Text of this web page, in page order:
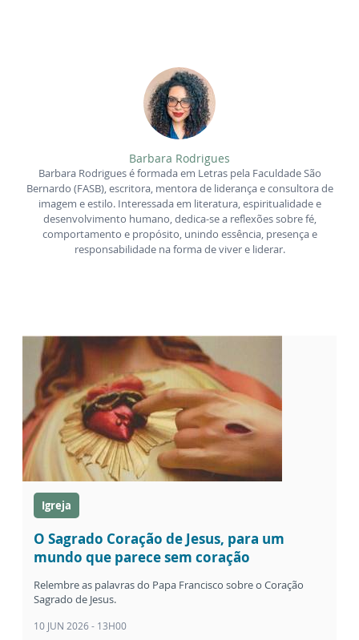
Barbara Rodrigues
Barbara Rodrigues é formada em Letras pela Faculdade São
Bernardo (FASB), escritora, mentora de liderança e consultora de
imagem e estilo. Interessada em literatura, espiritualidade e
desenvolvimento humano, dedica-se a reflexões sobre fé,
comportamento e propósito, unindo essência, presença e
responsabilidade na forma de viver e liderar.
Igreja
O Sagrado Coração de Jesus, para um
mundo que parece sem coração
Relembre as palavras do Papa Francisco sobre o Coração
Sagrado de Jesus.
10 JUN 2026 - 13H00